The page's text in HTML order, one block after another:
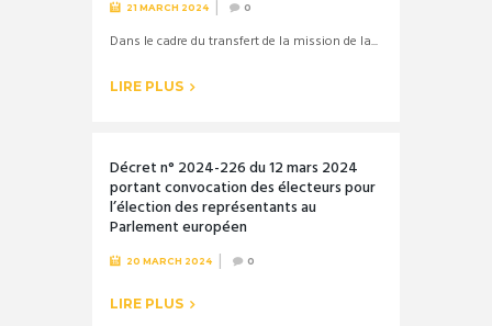
21 MARCH 2024 0
Dans le cadre du transfert de la mission de la...
LIRE PLUS
Décret n° 2024-226 du 12 mars 2024
portant convocation des électeurs pour
l’élection des représentants au
Parlement européen
20 MARCH 2024 0
LIRE PLUS